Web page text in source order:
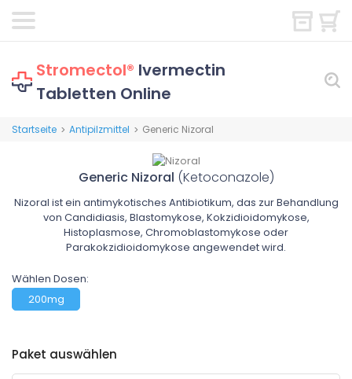
Stromectol® Ivermectin
Tabletten Online
Startseite > Antipilzmittel > Generic Nizoral
Generic Nizoral (Ketoconazole)
Nizoral ist ein antimykotisches Antibiotikum, das zur Behandlung
von Candidiasis, Blastomykose, Kokzidioidomykose,
Histoplasmose, Chromoblastomykose oder
Parakokzidioidomykose angewendet wird.
Wählen Dosen:
200mg
Paket auswählen